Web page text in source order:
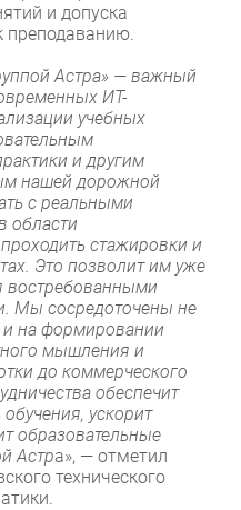
и допуска
преподаванию.
Астра» — важный
ИT-
учебных
и другим
нашей дорожной
с реальными
области
стажировки и
Это позволит им уже
востребованными
Мы сосредоточены не
и на формировании
мышления и
до коммерческого
обеспечит
ускорит
образовательные
Астра», — отметил
технического